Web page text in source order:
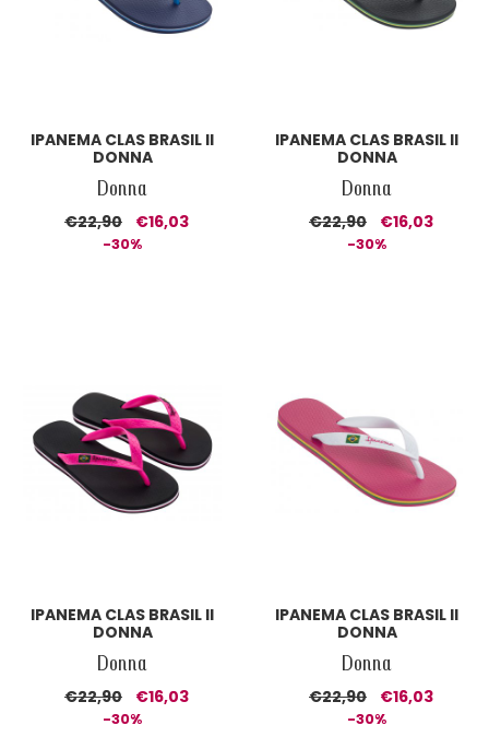
IPANEMA CLAS BRASIL II
DONNA
Donna
€22,90 €16,03
-30%
IPANEMA CLAS BRASIL II
DONNA
Donna
€22,90 €16,03
-30%
IPANEMA CLAS BRASIL II
DONNA
Donna
€22,90 €16,03
-30%
IPANEMA CLAS BRASIL II
DONNA
Donna
€22,90 €16,03
-30%